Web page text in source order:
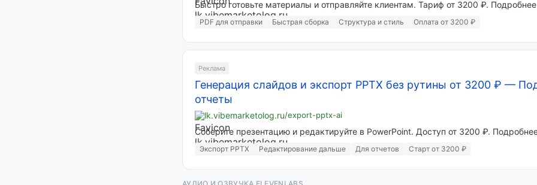
Быстро готовьте материалы и отправляйте клиентам. Тариф от 3200 ₽. Подробнее
PDF для отправки Быстрая сборка Структура и стиль Оплата от 3200 ₽
Реклама
Генерация слайдов и экспорт PPTX без рутины от 3200 ₽ —
отчеты
lk.vibemarketolog.ru/export-pptx-ai
Соберите презентацию и редактируйте в PowerPoint. Доступ от 3200 ₽.
Экспорт PPTX Редактирование дальше Для отчетов Старт от 3200 ₽